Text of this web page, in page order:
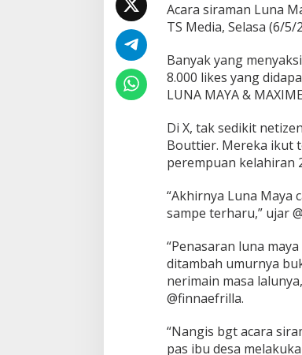
Acara siraman Luna
TS Media, Selasa (6/5/
Banyak yang
8.000 likes yang
LUNA MAYA &
Di X, tak sedikit
Bouttier. Mereka ikut
perempuan kelahiran
“Akhirnya Luna Maya
sampe terharu,” ujar
“Penasaran luna
ditambah umurnya
nerimain masa
@finnaefrilla.
“Nangis bgt acara
pas ibu desa